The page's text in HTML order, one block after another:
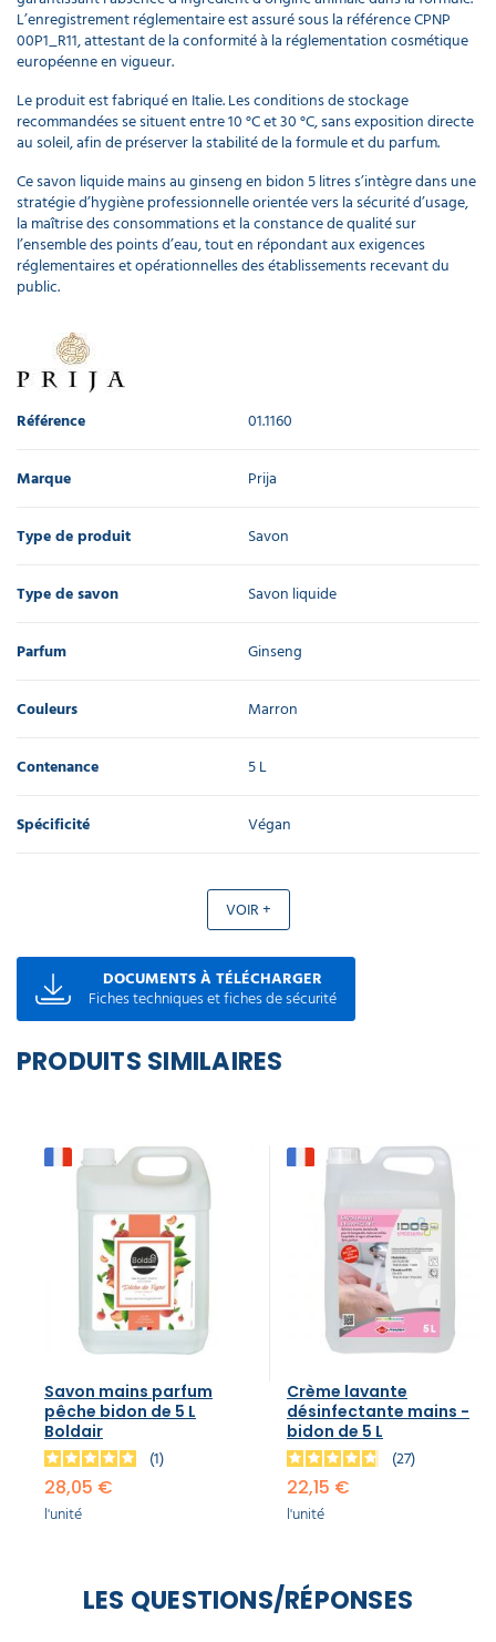
L’enregistrement réglementaire est assuré sous la référence CPNP
00P1_R11, attestant de la conformité à la réglementation cosmétique
européenne en vigueur.
Le produit est fabriqué en Italie. Les conditions de stockage
recommandées se situent entre 10 °C et 30 °C, sans exposition directe
au soleil, afin de préserver la stabilité de la formule et du parfum.
Ce savon liquide mains au ginseng en bidon 5 litres s’intègre dans une
stratégie d’hygiène professionnelle orientée vers la sécurité d’usage,
la maîtrise des consommations et la constance de qualité sur
l’ensemble des points d’eau, tout en répondant aux exigences
réglementaires et opérationnelles des établissements recevant du
public.
Référence 01.1160
Marque Prija
Type de produit Savon
Type de savon Savon liquide
Parfum Ginseng
Couleurs Marron
Contenance 5 L
Spécificité Végan
VOIR +
DOCUMENTS À TÉLÉCHARGER
Fiches techniques et fiches de sécurité
PRODUITS SIMILAIRES
Savon mains parfum
pêche bidon de 5 L
Boldair
1
28,05 €
l'unité
Crème lavante
désinfectante mains -
bidon de 5 L
27
22,15 €
l'unité
LES QUESTIONS/RÉPONSES